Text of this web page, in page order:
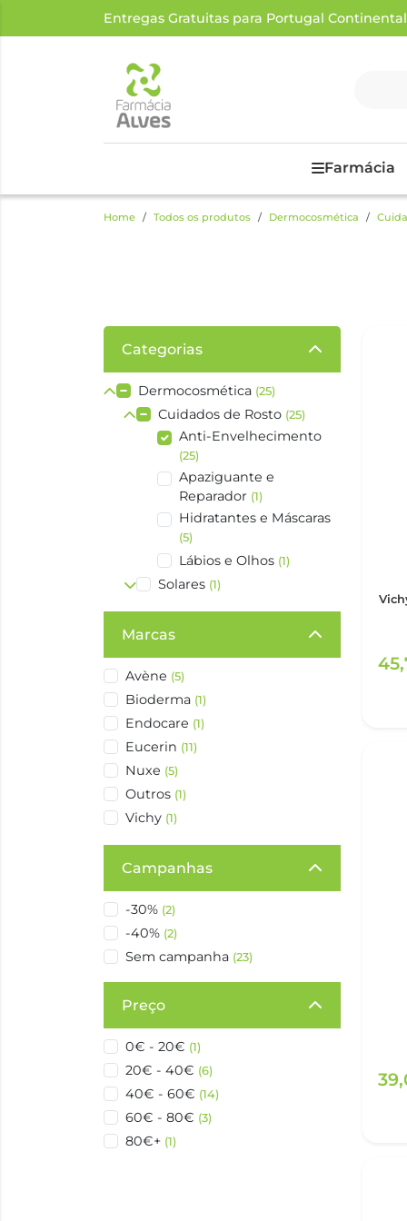
Entregas Gratuitas para Portugal
Farmácia
Home Todos os produtos Dermocosmética
Categorias
Dermocosmética (25)
Cuidados de Rosto (25)
Anti-Envelhecimento
(25)
Apaziguante e
Reparador (1)
Hidratantes e Máscaras
(5)
Lábios e Olhos (1)
Solares (1)
Marcas
Avène (5)
Bioderma (1)
Endocare (1)
Eucerin (11)
Nuxe (5)
Outros (1)
Vichy (1)
Campanhas
-30% (2)
-40% (2)
Sem campanha (23)
Preço
0€ - 20€ (1)
20€ - 40€ (6)
40€ - 60€ (14)
60€ - 80€ (3)
80€+ (1)